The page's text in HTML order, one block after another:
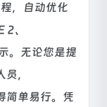
，自动优化
、
。无论您是提
，
单易行。凭